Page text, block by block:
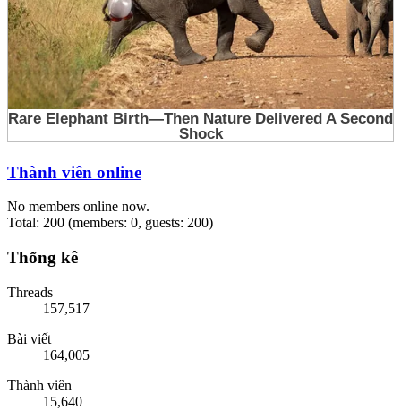
Thành viên online
No members online now.
Total: 200 (members: 0, guests: 200)
Thống kê
Threads
157,517
Bài viết
164,005
Thành viên
15,640